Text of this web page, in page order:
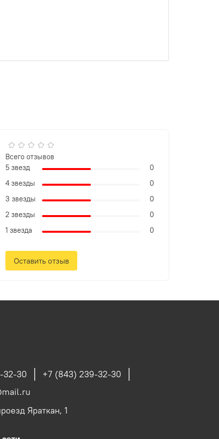
Всего отзывов
5 звезд
0
4 звезды
0
3 звезды
0
2 звезды
0
1 звезда
0
Оставить отзыв
32-30
+7 (843) 239-32-30
Яраткан, 1